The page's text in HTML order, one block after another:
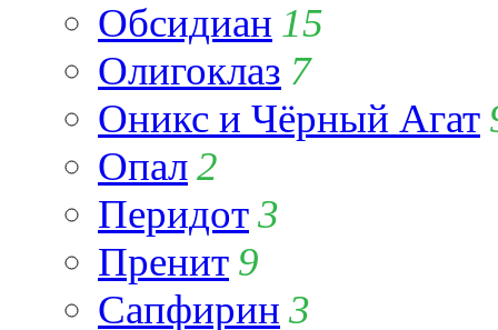
Обсидиан 15
Олигоклаз 7
Оникс и Чёрный Агат
Опал2
Перидот3
Пренит 9
Сапфирин 3